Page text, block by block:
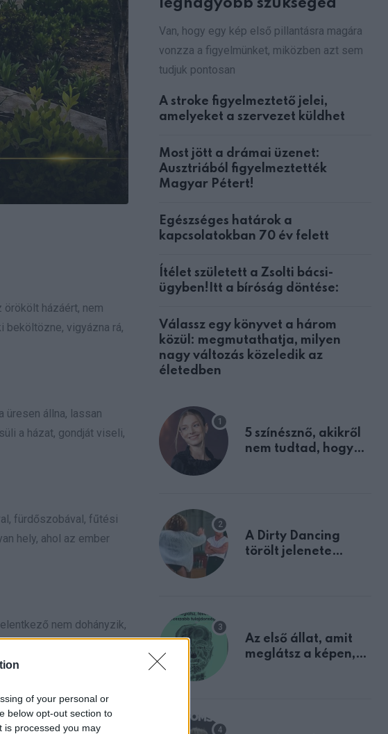
of your personal or
below opt-out section to
is processed you may
házáért, nem
beköltözne, vigyázna rá,
üresen állna, lassan
a házat, gondját viseli,
fürdőszobával, fűtési
hely, ahol az ember
nem dohányzik,
biztosítaná. A cél nem
végigsétál a kertben,
legnagyobb szükséged
Van, hogy egy kép első pillantásra magára
vonzza a figyelmünket, miközben azt sem
tudjuk pontosan
A stroke figyelmeztető jelei,
amelyeket a szervezet küldhet
Most jött a drámai üzenet:
Ausztriából figyelmeztették
Magyar Pétert!
Egészséges határok a
kapcsolatokban 70 év felett
Ítélet született a Zsolti bácsi-
ügyben!Itt a bíróság döntése:
Válassz egy könyvet a három
közül: megmutathatja, milyen
nagy változás közeledik az
életedben
5 színésznő, akikről
nem tudtad, hogy
A Dirty Dancing
törölt jelenete
Az első állat, amit
meglátsz a képen,